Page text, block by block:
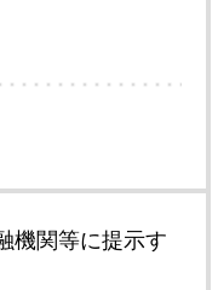
機関等に提示す